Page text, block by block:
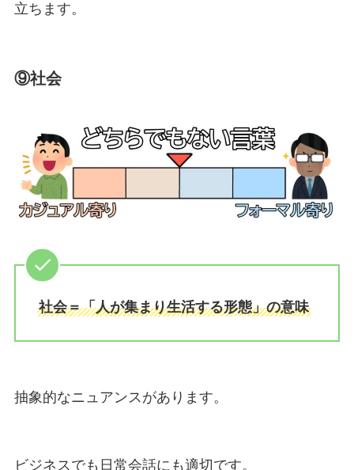
立ちます。
⑨社会
社会＝「人が集まり生活する形態」の意味
抽象的なニュアンスがあります。
ビジネスでも日常会話にも適切です。